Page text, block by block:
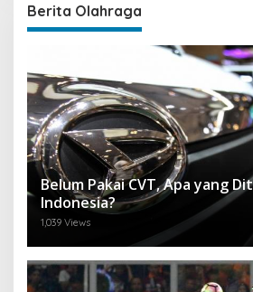
Berita Olahraga
Belum Pakai CVT, Apa yang
Indonesia?
1,039 Views